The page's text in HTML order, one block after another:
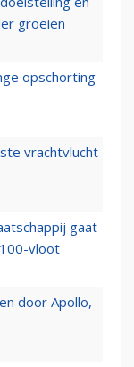
groeien
opschorting
vrachtvlucht
gaat
vloot
door Apollo,